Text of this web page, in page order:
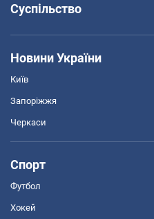
Суспільство
Новини України
Київ
Запоріжжя
Черкаси
Спорт
Футбол
Хокей